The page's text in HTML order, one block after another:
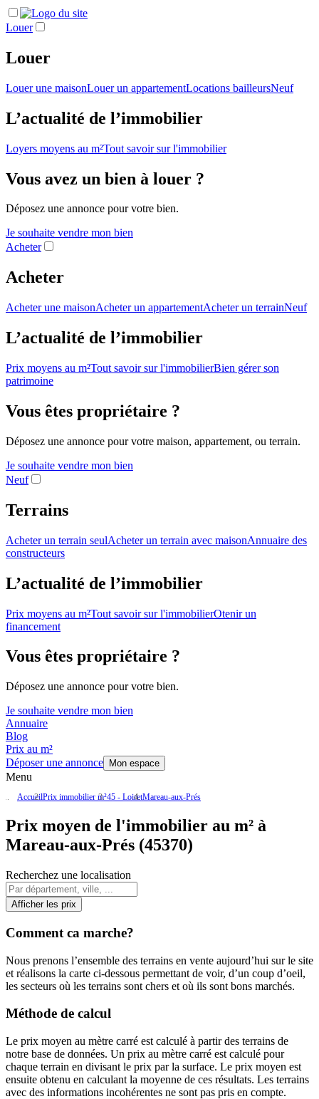
Louer
Louer
Louer une maisonLouer un appartementLocations bailleursNeuf
L’actualité de l’immobilier
Loyers moyens au m²Tout savoir sur l'immobilier
Vous avez un bien à louer ?
Déposez une annonce pour votre bien.
Je souhaite vendre mon bien
Acheter
Acheter
Acheter une maisonAcheter un appartementAcheter un terrainNeuf
L’actualité de l’immobilier
Prix moyens au m²Tout savoir sur l'immobilierBien gérer son
patrimoine
Vous êtes propriétaire ?
Déposez une annonce pour votre maison, appartement, ou terrain.
Je souhaite vendre mon bien
Neuf
Terrains
Acheter un terrain seulAcheter un terrain avec maisonAnnuaire des
constructeurs
L’actualité de l’immobilier
Prix moyens au m²Tout savoir sur l'immobilierOtenir un
financement
Vous êtes propriétaire ?
Déposez une annonce pour votre bien.
Je souhaite vendre mon bien
Annuaire
Blog
Prix au m²
Déposer une annonce
Mon espace
Menu
AccueilPrix immobilier m²45 - LoiretMareau-aux-Prés
Prix moyen de l'immobilier au m² à
Mareau-aux-Prés (45370)
Recherchez une localisation
Afficher les prix
Comment ca marche?
Nous prenons l’ensemble des terrains en vente aujourd’hui sur le site
et réalisons la carte ci-dessous permettant de voir, d’un coup d’oeil,
les secteurs où les terrains sont chers et où ils sont bons marchés.
Méthode de calcul
Le prix moyen au mètre carré est calculé à partir des terrains de
notre base de données. Un prix au mètre carré est calculé pour
chaque terrain en divisant le prix par la surface. Le prix moyen est
ensuite obtenu en calculant la moyenne de ces résultats. Les terrains
avec des informations incohérentes ne sont pas pris en compte.